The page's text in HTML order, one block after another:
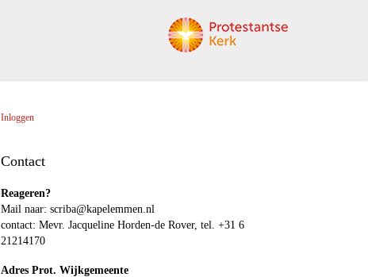
Inloggen
Contact
Reageren?
Mail naar:scriba@kapelemmen.nl
contact: Mevr. Jacqueline Horden-de Rover, tel. +31 6
21214170
Adres Prot. Wijkgemeente